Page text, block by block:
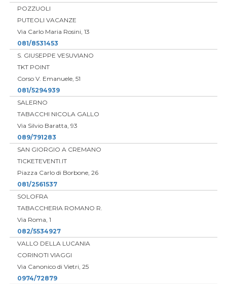
POZZUOLI
PUTEOLI VACANZE
Via Carlo Maria Rosini, 13
081/8531453
S. GIUSEPPE VESUVIANO
TKT POINT
Corso V. Emanuele, 51
081/5294939
SALERNO
TABACCHI NICOLA GALLO
Via Silvio Baratta, 93
089/791283
SAN GIORGIO A CREMANO
TICKETEVENTI.IT
Piazza Carlo di Borbone, 26
081/2561537
SOLOFRA
TABACCHERIA ROMANO R.
Via Roma, 1
082/5534927
VALLO DELLA LUCANIA
CORINOTI VIAGGI
Via Canonico di Vietri, 25
0974/72879